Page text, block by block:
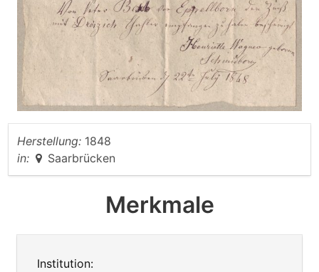
Herstellung: 1848
in:
Saarbrücken
Merkmale
Institution: